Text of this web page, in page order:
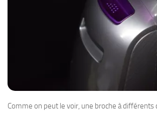
Comme on peut le voir, une broche à différents